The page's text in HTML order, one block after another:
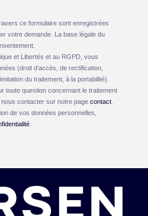
ce formulaire sont enregistrées
votre demande. La base légale du
et Libertés et au RGPD, vous
(droit d’accès, de rectification,
du traitement, à la portabilité).
toute question concernant le traitement
contacter sur notre page contact
de vos données personnelles,